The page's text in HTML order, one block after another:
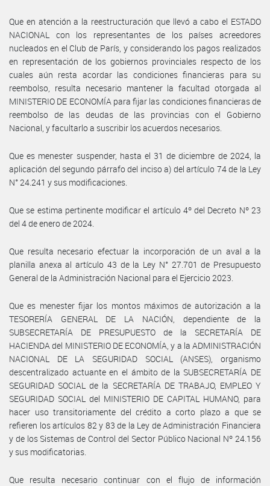
Que en atención a la reestructuración que llevó a cabo el ESTADO
NACIONAL con los representantes de los países acreedores
nucleados en el Club de París, y considerando los pagos realizados
en representación de los gobiernos provinciales respecto de los
cuales aún resta acordar las condiciones financieras para su
reembolso, resulta necesario mantener la facultad otorgada al
MINISTERIO DE ECONOMÍA para fijar las condiciones financieras de
reembolso de las deudas de las provincias con el Gobierno
Nacional, y facultarlo a suscribir los acuerdos necesarios.
Que es menester suspender, hasta el 31 de diciembre de 2024, la
aplicación del segundo párrafo del inciso a) del artículo 74 de la Ley
N° 24.241 y sus modificaciones.
Que se estima pertinente modificar el artículo 4º del Decreto Nº 23
del 4 de enero de 2024.
Que resulta necesario efectuar la incorporación de un aval a la
planilla anexa al artículo 43 de la Ley N° 27.701 de Presupuesto
General de la Administración Nacional para el Ejercicio 2023.
Que es menester fijar los montos máximos de autorización a la
TESORERÍA GENERAL DE LA NACIÓN, dependiente de la
SUBSECRETARÍA DE PRESUPUESTO de la SECRETARÍA DE
HACIENDA del MINISTERIO DE ECONOMÍA, y a la ADMINISTRACIÓN
NACIONAL DE LA SEGURIDAD SOCIAL (ANSES), organismo
descentralizado actuante en el ámbito de la SUBSECRETARÍA DE
SEGURIDAD SOCIAL de la SECRETARÍA DE TRABAJO, EMPLEO Y
SEGURIDAD SOCIAL del MINISTERIO DE CAPITAL HUMANO, para
hacer uso transitoriamente del crédito a corto plazo a que se
refieren los artículos 82 y 83 de la Ley de Administración Financiera
y de los Sistemas de Control del Sector Público Nacional Nº 24.156
y sus modificatorias.
Que resulta necesario continuar con el flujo de información